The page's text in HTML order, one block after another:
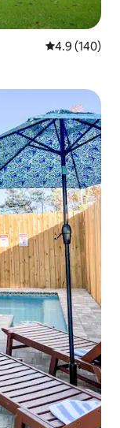
レビュー140
4.9 (140)